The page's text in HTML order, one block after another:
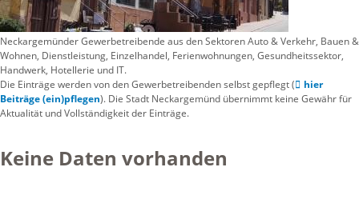
Neckargemünder Gewerbetreibende aus den Sektoren Auto & Verkehr, Bauen &
Wohnen, Dienstleistung, Einzelhandel, Ferienwohnungen, Gesundheitssektor,
Handwerk, Hotellerie und IT.
Die Einträge werden von den Gewerbetreibenden selbst gepflegt (
hier
Beiträge (ein)pflegen). Die Stadt Neckargemünd übernimmt keine Gewähr für
Aktualität und Vollständigkeit der Einträge.
Keine Daten vorhanden